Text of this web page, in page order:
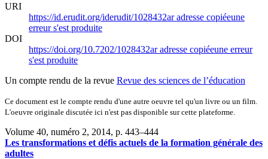
URI
https://id.erudit.org/iderudit/1028432aradresse copiéeune
erreur s'est produite
DOI
https://doi.org/10.7202/1028432aradresse copiéeune erreur
s'est produite
Un compte rendu de la revue Revue des sciences de l’éducation
Ce document est le compte rendu d'une autre oeuvre tel qu'un livre ou un film.
L'oeuvre originale discutée ici n'est pas disponible sur cette plateforme.
Volume 40, numéro 2, 2014, p. 443–444
Les transformations et défis actuels de la formation générale des
adultes